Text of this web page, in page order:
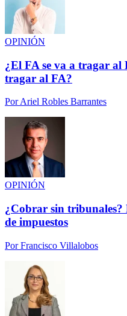
OPINIÓN
¿El FA se va a tragar al
tragar al FA?
PorAriel Robles Barrantes
OPINIÓN
¿Cobrar sin
de impuestos
PorFrancisco Villalobos